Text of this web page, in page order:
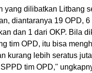
yang dilibatkan Litbang
diantaranya 19 OPD,
dan 1 dari OKP. Bila
tim OPD, itu bisa
kurang lebih seratus
tim OPD,"